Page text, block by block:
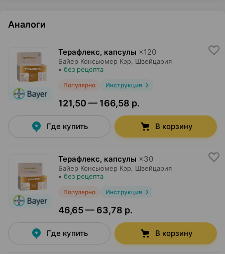
Аналоги
Терафлекс, капсулы ×120
Байер Консьюмер Кэр, Швейцария
• без рецепта
Популярно Инструкция
121,50 — 166,58 р.
Где купить В корзину
Терафлекс, капсулы ×30
Байер Консьюмер Кэр, Швейцария
• без рецепта
Популярно Инструкция
46,65 — 63,78 р.
Где купить В корзину